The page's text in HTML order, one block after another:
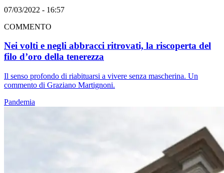
07/03/2022 - 16:57
COMMENTO
Nei volti e negli abbracci ritrovati, la riscoperta del
filo d’oro della tenerezza
Il senso profondo di riabituarsi a vivere senza mascherina. Un
commento di Graziano Martignoni.
Pandemia